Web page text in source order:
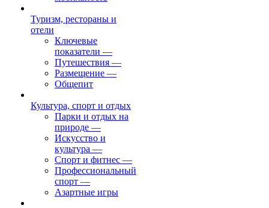
Туризм, рестораны и
отели
Ключевые
показатели —
Путешествия —
Размещение —
Общепит
Культура, спорт и отдых
Парки и отдых на
природе —
Искусство и
культура —
Спорт и фитнес —
Профессиональный
спорт —
Азартные игры